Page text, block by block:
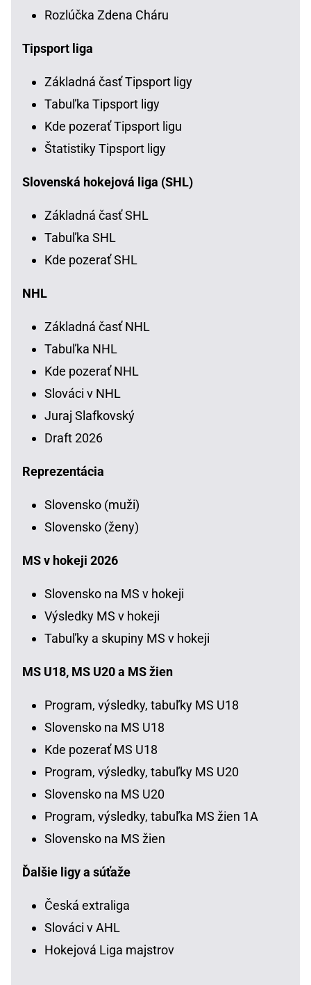
Rozlúčka Zdena Cháru
Tipsport liga
Základná časť Tipsport ligy
Tabuľka Tipsport ligy
Kde pozerať Tipsport ligu
Štatistiky Tipsport ligy
Slovenská hokejová liga (SHL)
Základná časť SHL
Tabuľka SHL
Kde pozerať SHL
NHL
Základná časť NHL
Tabuľka NHL
Kde pozerať NHL
Slováci v NHL
Juraj Slafkovský
Draft 2026
Reprezentácia
Slovensko (muži)
Slovensko (ženy)
MS v hokeji 2026
Slovensko na MS v hokeji
Výsledky MS v hokeji
Tabuľky a skupiny MS v hokeji
MS U18, MS U20 a MS žien
Program, výsledky, tabuľky MS U18
Slovensko na MS U18
Kde pozerať MS U18
Program, výsledky, tabuľky MS U20
Slovensko na MS U20
Program, výsledky, tabuľka MS žien 1A
Slovensko na MS žien
Ďalšie ligy a súťaže
Česká extraliga
Slováci v AHL
Hokejová Liga majstrov